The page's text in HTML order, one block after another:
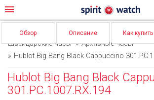
menu
Обзор Описание Как купить
Швейцарские часы
Архивные часы
Hublot Big Bang Black Cappuccino
Hublot Big Bang Black
301.PC.1007.RX.194